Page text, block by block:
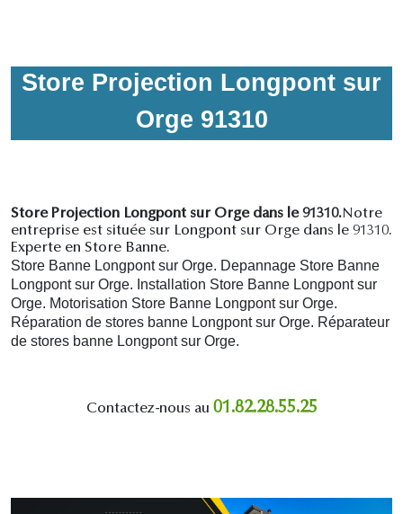
Store Projection Longpont sur
Orge 91310
Store Projection Longpont sur Orge dans le 91310.Notre
entreprise est située sur Longpont sur Orge dans le 91310.
Experte en Store Banne.
Store Banne Longpont sur Orge. Depannage Store Banne
Longpont sur Orge. Installation Store Banne Longpont sur
Orge. Motorisation Store Banne Longpont sur Orge.
Réparation de stores banne Longpont sur Orge. Réparateur
de stores banne Longpont sur Orge.
Contactez-nous au 01.82.28.55.25